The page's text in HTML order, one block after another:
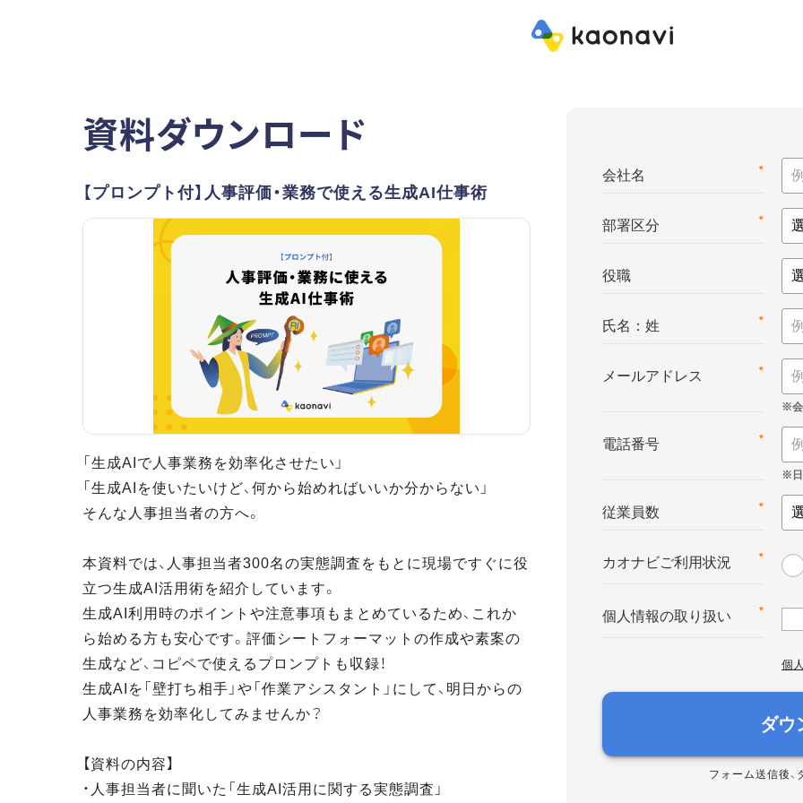
資料ダウンロード
【プロンプト付】人事評価・業務で使える生成AI仕事術
「生成AIで人事業務を効率化させたい」
「生成AIを使いたいけど、何から始めればいいか分からない」
そんな人事担当者の方へ。
本資料では、人事担当者300名の実態調査をもとに現場ですぐに役
立つ生成AI活用術を紹介しています。
生成AI利用時のポイントや注意事項もまとめているため、これか
ら始める方も安心です。評価シートフォーマットの作成や素案の
生成など、コピペで使えるプロンプトも収録！
生成AIを「壁打ち相手」や「作業アシスタント」にして、明日からの
人事業務を効率化してみませんか？
【資料の内容】
・人事担当者に聞いた「生成AI活用に関する実態調査」
*
会社名
*
部署区分
役職
*
氏名：姓
*
メールアドレス
*
電話番号
*
従業員数
*
カオナビご利用状況
*
個人情報の取り扱い
個
ダウ
フォーム送信後